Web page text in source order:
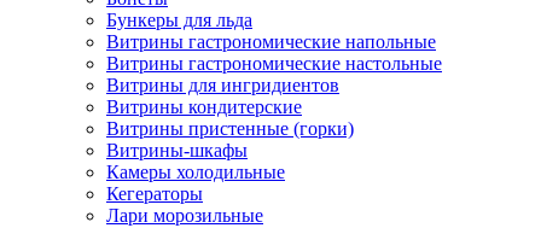
Бункеры для льда
Витрины гастрономические напольные
Витрины гастрономические настольные
Витрины для ингридиентов
Витрины кондитерские
Витрины пристенные (горки)
Витрины-шкафы
Камеры холодильные
Кегераторы
Лари морозильные